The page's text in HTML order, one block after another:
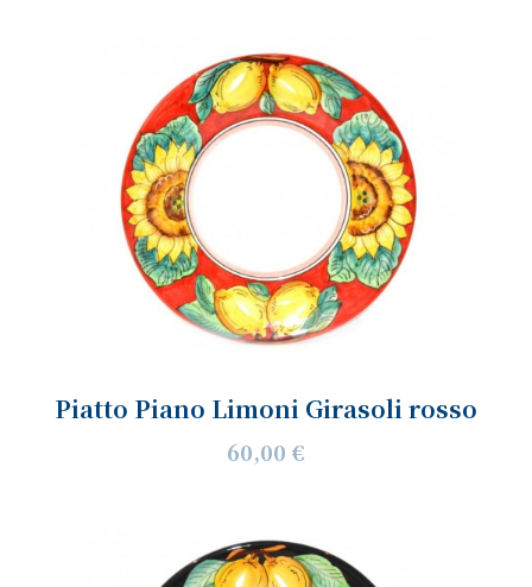
Piatto Piano Limoni Girasoli rosso
60,00 €